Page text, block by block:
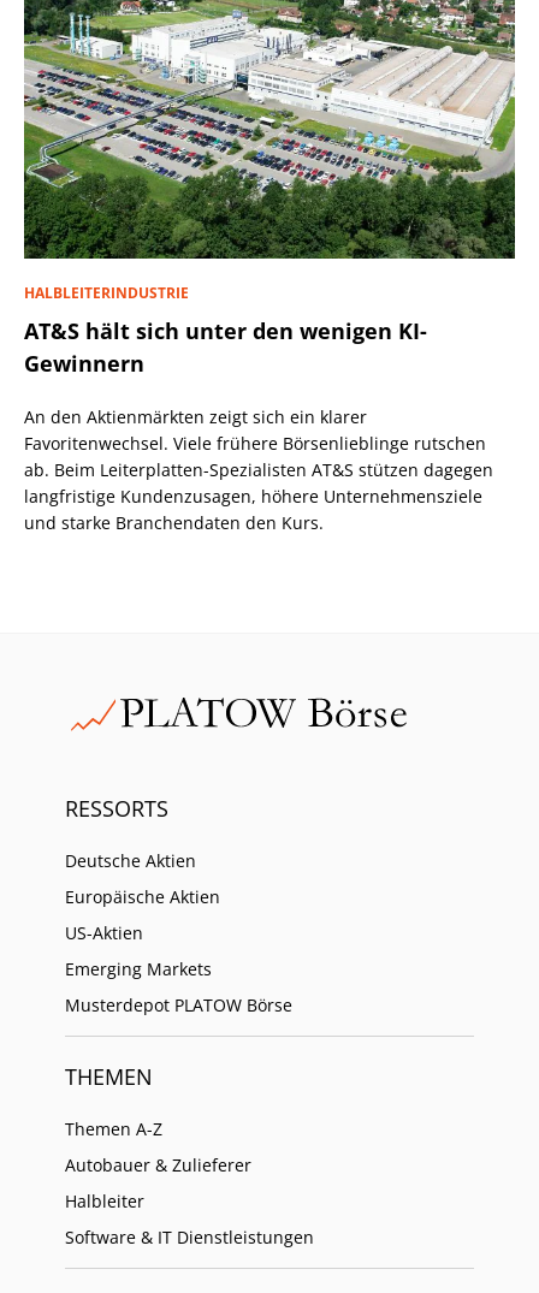
HALBLEITERINDUSTRIE
AT&S hält sich unter den wenigen KI-
Gewinnern
An den Aktienmärkten zeigt sich ein klarer
Favoritenwechsel. Viele frühere Börsenlieblinge rutschen
ab. Beim Leiterplatten-Spezialisten AT&S stützen dagegen
langfristige Kundenzusagen, höhere Unternehmensziele
und starke Branchendaten den Kurs.
RESSORTS
Deutsche Aktien
Europäische Aktien
US-Aktien
Emerging Markets
Musterdepot PLATOW Börse
THEMEN
Themen A-Z
Autobauer & Zulieferer
Halbleiter
Software & IT Dienstleistungen